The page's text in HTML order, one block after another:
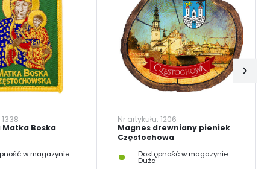
1338
Matka Boska
w magazynie:
Nr artykułu:1206
Magnes drewniany pieniek
Częstochowa
Dostępność w magazynie:
Duża